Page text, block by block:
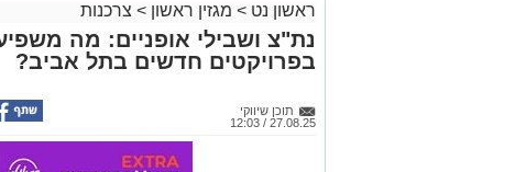
ראשון נט > מגזין ראשון > צרכנות
נת"צ ושבילי אופניים: מה
בפרויקטים חדשים בתל אביב?
תוכן שיווקי
27.08.25 / 12:03